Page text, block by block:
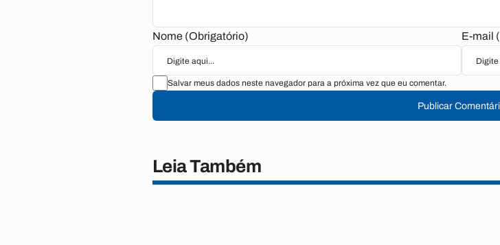
Nome (Obrigatório) E-mail
Salvar meus dados neste navegador para a próxima vez que eu comentar.
Publicar
Leia Também